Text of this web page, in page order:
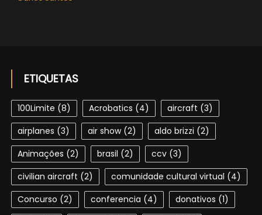
ETIQUETAS
100Limite (8) Acrobatics (4) aircraft (3)
airplanes (3) air show(2) aldo brizzi (2)
Animações (2) brasil (2) ccv(3)
civilian aircraft (2) comunidade cultural virtual (4)
Concurso (2) conferencia (4) donativos (1)